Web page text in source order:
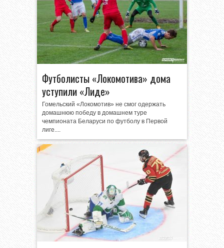
Футболисты «Локомотива» дома
уступили «Лиде»
Гомельский «Локомотив» не смог одержать
домашнюю победу в домашнем туре
чемпионата Беларуси по футболу в Первой
лиге....